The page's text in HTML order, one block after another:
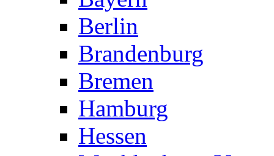
Berlin
Brandenburg
Bremen
Hamburg
Hessen